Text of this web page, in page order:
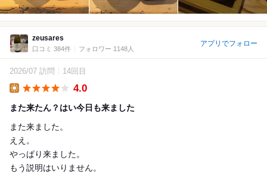
zeusares
口コミ 384件 フォロワー 1148人
アプリでフォロー
2026/07 訪問 14回目
4.0
また来たん？はい今日も来ました
また来ました。
ええ。
やっぱり来ました。
もう説明はいりません。